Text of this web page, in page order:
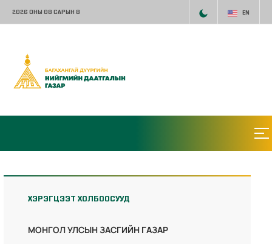
2026 ОНЫ 08 САРЫН 8 EN
ХЭРЭГЦЭЭТ ХОЛБООСУУД
МОНГОЛ УЛСЫН ЗАСГИЙН ГАЗАР